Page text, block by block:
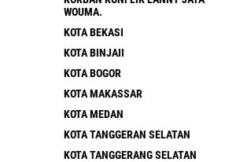
WOUMA.
KOTA BEKASI
KOTA BINJAII
KOTA BOGOR
KOTA MAKASSAR
KOTA MEDAN
KOTA TANGGERAN SELATAN
KOTA TANGGERANG SELATAN